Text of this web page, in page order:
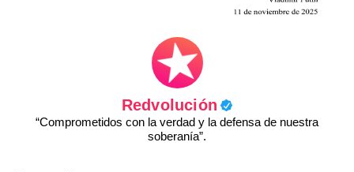
Redvolución
“Comprometidos con la verdad y la defensa de nuestra
soberanía”.